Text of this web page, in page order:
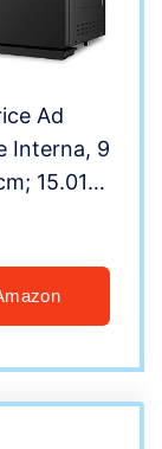
Ad
Interna, 9
15.01